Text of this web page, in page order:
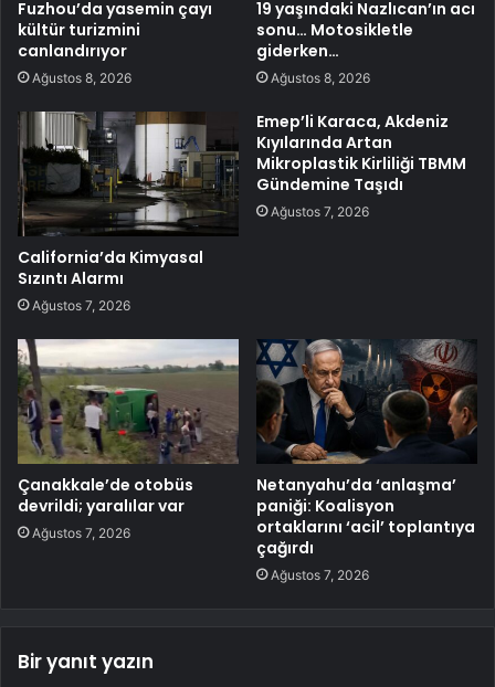
Fuzhou’da yasemin çayı
kültür turizmini
canlandırıyor
Ağustos 8, 2026
19 yaşındaki Nazlıcan’ın acı
sonu… Motosikletle
giderken…
Ağustos 8, 2026
California’da Kimyasal
Sızıntı Alarmı
Ağustos 7, 2026
Emep’li Karaca, Akdeniz
Kıyılarında Artan
Mikroplastik Kirliliği TBMM
Gündemine Taşıdı
Ağustos 7, 2026
Çanakkale’de otobüs
devrildi; yaralılar var
Ağustos 7, 2026
Netanyahu’da ‘anlaşma’
paniği: Koalisyon
ortaklarını ‘acil’ toplantıya
çağırdı
Ağustos 7, 2026
Bir yanıt yazın